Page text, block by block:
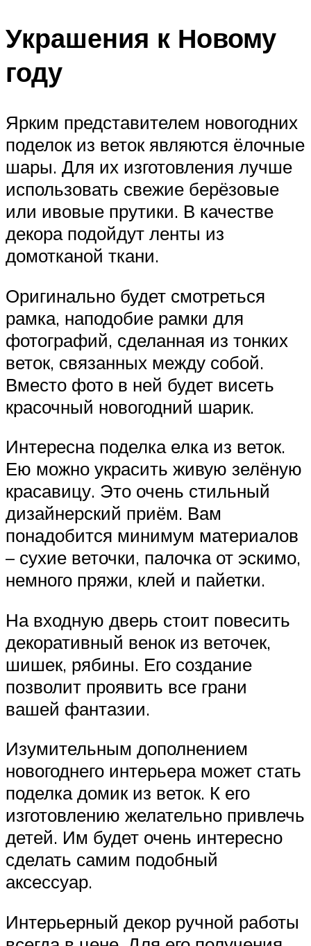
Украшения к Новому
году
Ярким представителем новогодних
поделок из веток являются ёлочные
шары. Для их изготовления лучше
использовать свежие берёзовые
или ивовые прутики. В качестве
декора подойдут ленты из
домотканой ткани.
Оригинально будет смотреться
рамка, наподобие рамки для
фотографий, сделанная из тонких
веток, связанных между собой.
Вместо фото в ней будет висеть
красочный новогодний шарик.
Интересна поделка елка из веток.
Ею можно украсить живую зелёную
красавицу. Это очень стильный
дизайнерский приём. Вам
понадобится минимум материалов
– сухие веточки, палочка от эскимо,
немного пряжи, клей и пайетки.
На входную дверь стоит повесить
декоративный венок из веточек,
шишек, рябины. Его создание
позволит проявить все грани
вашей фантазии.
Изумительным дополнением
новогоднего интерьера может стать
поделка домик из веток. К его
изготовлению желательно привлечь
детей. Им будет очень интересно
сделать самим подобный
аксессуар.
Интерьерный декор ручной работы